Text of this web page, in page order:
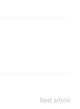
Next article